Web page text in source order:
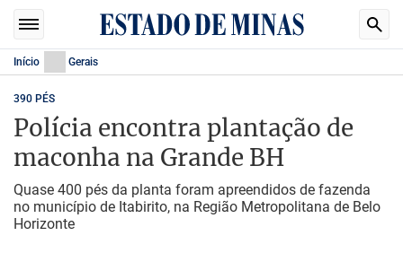
Início Gerais
390 PÉS
Polícia encontra plantação de
maconha na Grande BH
Quase 400 pés da planta foram apreendidos de fazenda
no município de Itabirito, na Região Metropolitana de Belo
Horizonte